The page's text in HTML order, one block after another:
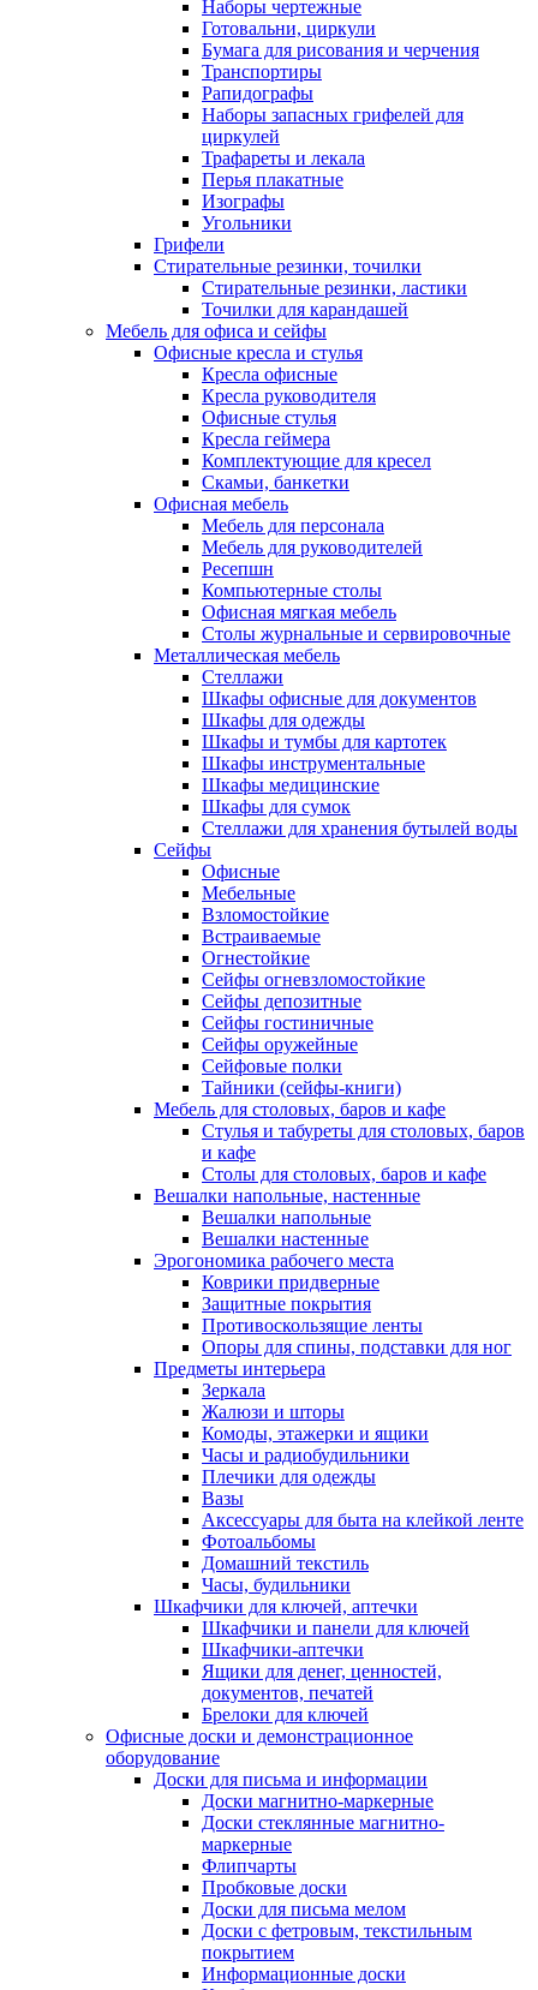
Наборы чертежные
Готовальни, циркули
Бумага для рисования и черчения
Транспортиры
Рапидографы
Наборы запасных грифелей для
циркулей
Трафареты и лекала
Перья плакатные
Изографы
Угольники
Грифели
Стирательные резинки, точилки
Стирательные резинки, ластики
Точилки для карандашей
Мебель для офиса и сейфы
Офисные кресла и стулья
Кресла офисные
Кресла руководителя
Офисные стулья
Кресла геймера
Комплектующие для кресел
Скамьи, банкетки
Офисная мебель
Мебель для персонала
Мебель для руководителей
Ресепшн
Компьютерные столы
Офисная мягкая мебель
Столы журнальные и сервировочные
Металлическая мебель
Стеллажи
Шкафы офисные для документов
Шкафы для одежды
Шкафы и тумбы для картотек
Шкафы инструментальные
Шкафы медицинские
Шкафы для сумок
Стеллажи для хранения бутылей воды
Сейфы
Офисные
Мебельные
Взломостойкие
Встраиваемые
Огнестойкие
Сейфы огневзломостойкие
Сейфы депозитные
Сейфы гостиничные
Сейфы оружейные
Сейфовые полки
Тайники (сейфы-книги)
Мебель для столовых, баров и кафе
Стулья и табуреты для столовых, баров
и кафе
Столы для столовых, баров и кафе
Вешалки напольные, настенные
Вешалки напольные
Вешалки настенные
Эрогономика рабочего места
Коврики придверные
Защитные покрытия
Противоскользящие ленты
Опоры для спины, подставки для ног
Предметы интерьера
Зеркала
Жалюзи и шторы
Комоды, этажерки и ящики
Часы и радиобудильники
Плечики для одежды
Вазы
Аксессуары для быта на клейкой ленте
Фотоальбомы
Домашний текстиль
Часы, будильники
Шкафчики для ключей, аптечки
Шкафчики и панели для ключей
Шкафчики-аптечки
Ящики для денег, ценностей,
документов, печатей
Брелоки для ключей
Офисные доски и демонстрационное
оборудование
Доски для письма и информации
Доски магнитно-маркерные
Доски стеклянные магнитно-
маркерные
Флипчарты
Пробковые доски
Доски для письма мелом
Доски с фетровым, текстильным
покрытием
Информационные доски